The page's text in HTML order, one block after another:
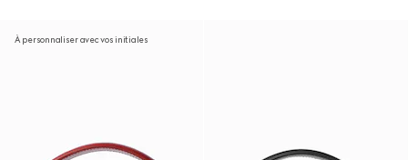
À personnaliser avec vos initiales